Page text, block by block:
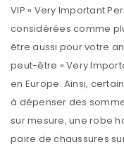
VIP « Very Important
considérées comme
être aussi pour votre
peut-être « Very
en Europe. Ainsi,
à dépenser des
sur mesure, une robe
paire de chaussures